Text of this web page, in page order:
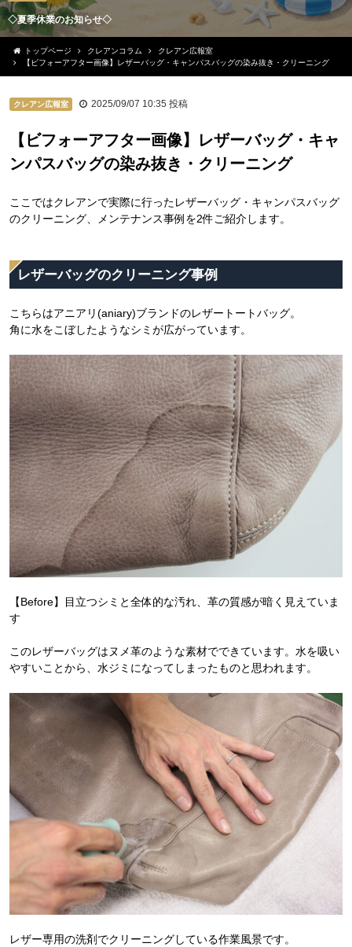
らせ◇ ペルシャ絨毯
トップページ クレアンコラム
クレアン広報室
【ビフォーアフター画像】レザーバッグ・キャンパスバッグの染み抜き・クリーニング
クレアン広報室 2025/09/07 10:35 投稿
【ビフォーアフター画像】レザーバッグ・キャ
ンパスバッグの染み抜き・クリーニング
ここではクレアンで実際に行ったレザーバッグ・キャンパスバッグ
のクリーニング、メンテナンス事例を2件ご紹介します。
レザーバッグのクリーニング事例
こちらはアニアリ(aniary)ブランドのレザートートバッグ。
角に水をこぼしたようなシミが広がっています。
【Before】目立つシミと全体的な汚れ、革の質感が暗く見えていま
す
このレザーバッグはヌメ革のような素材でできています。水を吸い
やすいことから、水ジミになってしまったものと思われます。
レザー専用の洗剤でクリーニングしている作業風景です。